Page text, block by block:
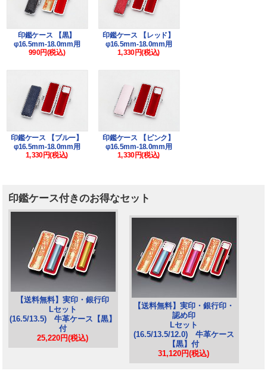
印鑑ケース 【黒】
φ16.5mm-18.0mm用
990円(税込)
印鑑ケース 【レッド】
φ16.5mm-18.0mm用
1,330円(税込)
印鑑ケース 【ブルー】
φ16.5mm-18.0mm用
1,330円(税込)
印鑑ケース 【ピンク】
φ16.5mm-18.0mm用
1,330円(税込)
印鑑ケース付きのお得なセット
【送料無料】実印・銀行印
Lセット
(16.5/13.5) 牛革ケース【黒】
付
25,220円(税込)
【送料無料】実印・銀行印・
認め印
Lセット
(16.5/13.5/12.0) 牛革ケース
【黒】付
31,120円(税込)